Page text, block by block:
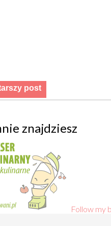
post
znajdziesz
Follow my